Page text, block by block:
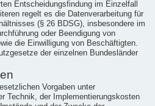
Entscheidungsfindung im Einzelfall
regelt es die Datenverarbeitung für
(§ 26 BDSG), insbesondere im
oder Beendigung von
die Einwilligung von Beschäftigten.
der einzelnen Bundesländer
Vorgaben unter
Technik, der Implementierungskosten